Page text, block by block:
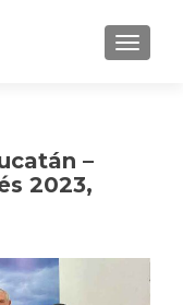
MENU
–
2023,